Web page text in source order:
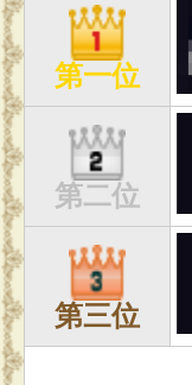
第一位
第二位
第三位